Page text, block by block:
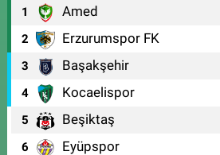
1 Amed
2 Erzurumspor FK
3 Başakşehir
4 Kocaelispor
5 Beşiktaş
6 Eyüpspor